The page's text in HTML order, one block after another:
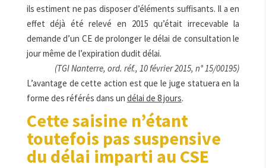
ils estiment ne pas disposer d’éléments suffisants. Il a en
effet déjà été relevé en 2015 qu’était irrecevable la
demande d’un CE de prolonger le délai de consultation le
jour même de l’expiration dudit délai.
(TGI Nanterre, ord. réf., 10 février 2015, n° 15/00195)
L’avantage de cette action est que le juge statuera en la
forme des référés dans un délai de 8 jours.
Cette saisine n’étant
toutefois pas suspensive
du délai imparti au CSE